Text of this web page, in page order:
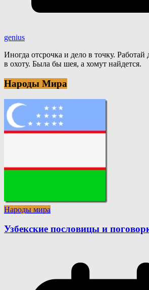
genius
Иногда отсрочка и дело в точку. Работай
в охоту. Была бы шея, а хомут найдется.
Народы Мира
Народы мира
Узбекские пословицы и